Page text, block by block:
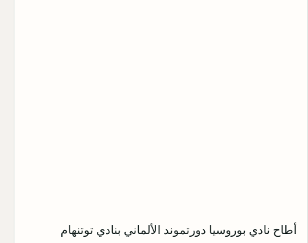
أطاح نادي بوروسيا دورتموند الألماني بنادي توتنهام